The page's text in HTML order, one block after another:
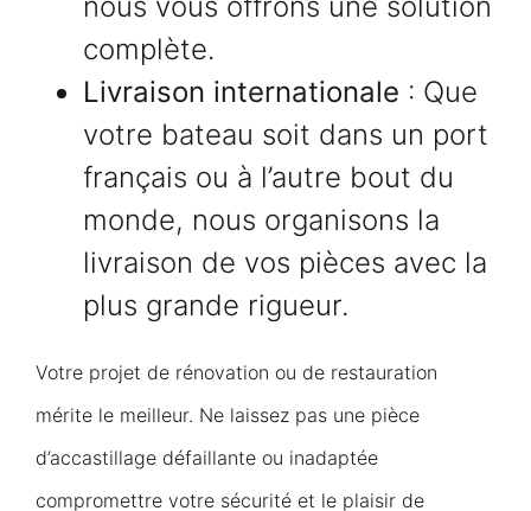
complète.
Livraison internationale : Que
votre bateau soit dans un port
français ou à l’autre bout du
monde, nous organisons la
livraison de vos pièces avec la
plus grande rigueur.
Votre projet de rénovation ou de restauration
mérite le meilleur. Ne laissez pas une pièce
d’accastillage défaillante ou inadaptée
compromettre votre sécurité et le plaisir de